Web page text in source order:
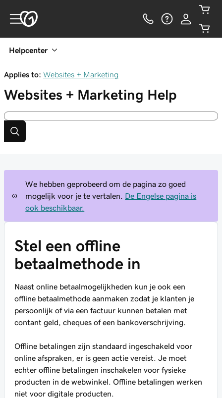
Helpcenter
Applies to: Websites + Marketing
Websites + Marketing Help
We hebben geprobeerd om de pagina zo goed
mogelijk voor je te vertalen.
De Engelse pagina is
ook beschikbaar.
Stel een offline
betaalmethode in
Naast online betaalmogelijkheden kun je ook een
offline betaalmethode aanmaken zodat je klanten je
persoonlijk of via een factuur kunnen betalen met
contant geld, cheques of een bankoverschrijving.
Offline betalingen zijn standaard ingeschakeld voor
online afspraken, er is geen actie vereist. Je moet
echter offline betalingen inschakelen voor fysieke
producten in de webwinkel. Offline betalingen werken
niet voor digitale producten.